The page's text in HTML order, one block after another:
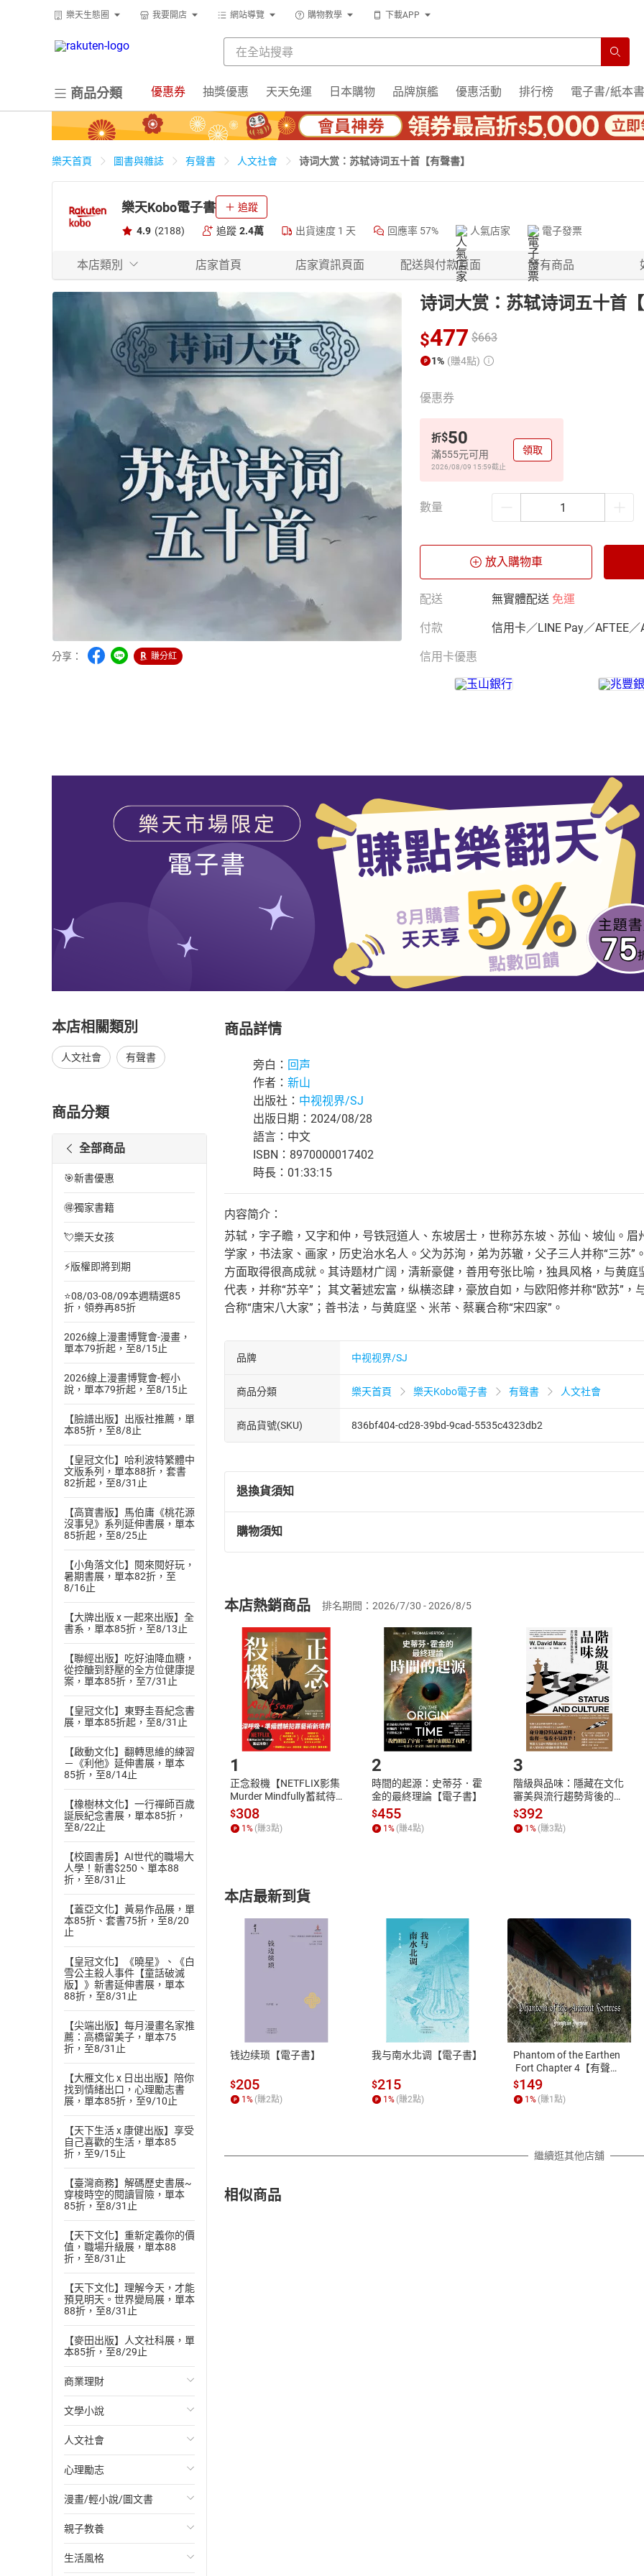
樂天生態圈 我要開店 網站導覽 購物教學 下載APP
商品分類 優惠券 抽獎優惠 天天免運 日本購物 品牌旗艦 優惠活動 排行榜 電子書/紙本書
樂天首頁 圖書與雜誌 有聲書 人文社會 诗词大赏：苏轼诗词五十首【有聲書】
樂天Kobo電子書 追蹤
4.9 (2188) 追蹤 2.4萬 出貨速度 1 天 回應率 57% 人氣店家 電子發票
本店類別 店家首頁 店家資訊頁面 配送與付款頁面 所有商品
分享： 賺分紅
诗词大赏：苏轼诗词五十首
$477 $663
1% (賺4點)
優惠券
折$50
滿555元可用
2026/08/09 15:59截止
領取
數量
放入購物車
配送 無實體配送 免運
付款 信用卡／LINE Pay／AFTEE／
信用卡優惠
本店相關類別
人文社會 有聲書
商品分類
全部商品
🎯新書優惠
🉐獨家書籍
💘樂天女孩
⚡版權即將到期
⭐08/03-08/09本週精選85
折，領券再85折
2026線上漫畫博覽會-漫畫，
單本79折起，至8/15止
2026線上漫畫博覽會-輕小
說，單本79折起，至8/15止
【臉譜出版】出版社推薦，單
本85折，至8/8止
【皇冠文化】哈利波特繁體中
文版系列，單本88折，套書
82折起，至8/31止
【高寶書版】馬伯庸《桃花源
沒事兒》系列延伸書展，單本
85折起，至8/25止
【小角落文化】閱來閱好玩，
暑期書展，單本82折，至
8/16止
【大牌出版 x 一起來出版】全
書系，單本85折，至8/13止
【聯經出版】吃好油降血糖，
從控醣到舒壓的全方位健康提
案，單本85折，至7/31止
【皇冠文化】東野圭吾紀念書
展，單本85折起，至8/31止
【啟動文化】翻轉思維的練習
－《利他》延伸書展，單本
85折，至8/14止
【橡樹林文化】一行禪師百歲
誕辰紀念書展，單本85折，
至8/22止
【校園書房】AI世代的職場大
人學！新書$250、單本88
折，至8/31止
【蓋亞文化】黃易作品展，單
本85折、套書75折，至8/20
止
【皇冠文化】《曉星》、《白
雪公主殺人事件【童話破滅
版】》新書延伸書展，單本
88折，至8/31止
【尖端出版】每月漫畫名家推
薦：高橋留美子，單本75
折，至8/31止
【大雁文化 x 日出出版】陪你
找到情緒出口，心理勵志書
展，單本85折，至9/10止
【天下生活 x 康健出版】享受
自己喜歡的生活，單本85
折，至9/15止
【臺灣商務】解碼歷史書展~
穿梭時空的閱讀冒險，單本
85折，至8/31止
【天下文化】重新定義你的價
值，職場升級展，單本88
折，至8/31止
【天下文化】理解今天，才能
預見明天。世界變局展，單本
88折，至8/31止
【麥田出版】人文社科展，單
本85折，至8/29止
商業理財
投資理財
經濟/趨勢
財務/金融
管理/領導
職場工作術
成功法
文學小說
歐美文學
日本文學
韓國文學
華文文學
經典文學
人文社會
國際關係
政治
社會科學
台灣/中國歷史
心理勵志
心靈成長/情緒
人際關係
兩性關係
漫畫/輕小說/圖文書
輕小說
奇幻/科幻
親子教養
教育現場
生活風格
商品詳情
旁白： 回声
作者： 新山
出版社： 中视视界/SJ
出版日期：2024/08/28
語言：中文
ISBN：8970000017402
時長：01:33:15
内容简介：
苏轼，字子瞻，又字和仲，号铁冠道人、东坡居士，世称苏东坡、苏仙、坡仙。
学家，书法家、画家，历史治水名人。父为苏洵，弟为苏辙，父子三人并称“三苏
方面取得很高成就。其诗题材广阔，清新豪健，善用夸张比喻，独具风格，与黄
代表，并称“苏辛”； 其文著述宏富，纵横恣肆，豪放自如，与欧阳修并称“欧苏”
合称“唐宋八大家”；善书法，与黄庭坚、米芾、蔡襄合称“宋四家”。
品牌 中视视界/SJ
商品分類 樂天首頁 樂天Kobo電子書 有聲書 人文社會
商品貨號(SKU) 836bf404-cd28-39bd-9cad-5535c4323db2
退換貨須知
退換貨規定：
(一)依消費者保護法第19條第1項後段暨通訊交易解除權合理例外情事適用
(二)消費者訂購本店鋪之商品即代表知悉本店鋪所銷售之商品為電子書，
且已下載/存取電子書，不得請求退貨退款。
退貨方式：您欲取消訂單或辦理退貨時，請登入樂天市場，並於「我的訂單
貨」，本店鋪將依您的申請進行審核，待審核通過後將為您辦理退款事宜。
請注意，樂天市場須以整筆訂單為單位進行取消/退貨，恕無法以單支商品取
購物須知
挑選商品
Choose
放入購物車
Shopping cart
登入帳號
Login
購書後，如何開始使用？
Step1.選擇閱讀載具 Step2.登入
付款方式
ATM轉帳、信用卡、LINE PAY、AFTEE
退換貨規範
本店是否提供消費者保護法七日猶
之權利，遽消費者保護法及通訊交
除權合理例外情事適用準則，依商
質各有不同規定。詳細退換貨說明
照各商品說明。
本店熱銷商品 排名期間：2026/7/30 - 2026/8/5
1
正念殺機【NETFLIX影集
Murder Mindfully蓄弒待
發】【電子書】
$308
1% (賺3點)
2
時間的起源：史蒂芬．霍
金的最終理論【電子書】
$455
1% (賺4點)
3
階級與品味：隱藏在文化
審美與流行趨勢背後的地
位渴望【電子書】
$392
1% (賺3點)
本店最新到貨
钱边续琐【電子書】
$205
1 % (賺2點)
我与南水北调【電子書】
$215
1 % (賺2點)
Phantom of the Earthen
Fort Chapter 4【有聲
書】
$149
1 % (賺1 點)
繼續逛其他店舖
相似商品